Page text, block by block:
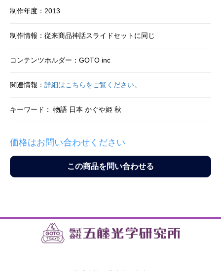
制作年度：2013
制作情報：従来商品神話スライドセットに同じ
コンテンツホルダー：GOTO inc
関連情報： 詳細はこちらをご覧ください。
キーワード： 物語 日本 かぐや姫 秋
価格はお問い合わせください
この商品を問い合わせる